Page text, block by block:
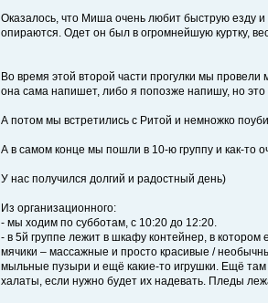
Оказалось, что Миша очень любит быструю езду
опираются. Одет он был в огромнейшую куртку,
Во время этой второй части прогулки мы
она сама напишет, либо я попозже напишу, но
А потом мы встретились с Ритой и немножко
А в самом конце мы пошли в 10-ю группу и как-то
У нас получился долгий и радостный день)
Из организационного:
- мы ходим по субботам, с 10:20 до 12:20.
- в 5й группе лежит в шкафу контейнер, в
мячики – массажные и просто красивые /
мыльные пузыри и ещё какие-то игрушки. Ещё
халаты, если нужно будет их надевать. Пледы